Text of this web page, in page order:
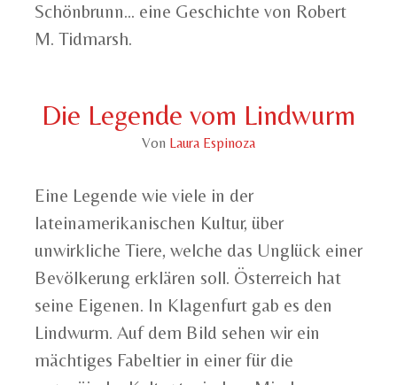
Schönbrunn... eine Geschichte von Robert
M. Tidmarsh.
Die Legende vom Lindwurm
Von Laura Espinoza
Eine Legende wie viele in der
lateinamerikanischen Kultur, über
unwirkliche Tiere, welche das Unglück einer
Bevölkerung erklären soll. Österreich hat
seine Eigenen. In Klagenfurt gab es den
Lindwurm. Auf dem Bild sehen wir ein
mächtiges Fabeltier in einer für die